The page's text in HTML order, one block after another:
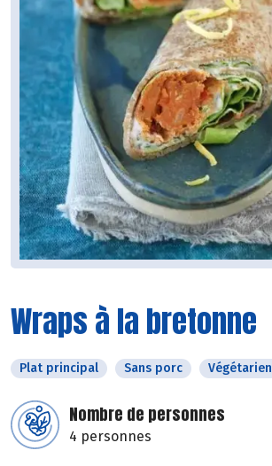
Wraps à la bretonne
Plat principal Sans porc Végétarien
Nombre de personnes
4 personnes